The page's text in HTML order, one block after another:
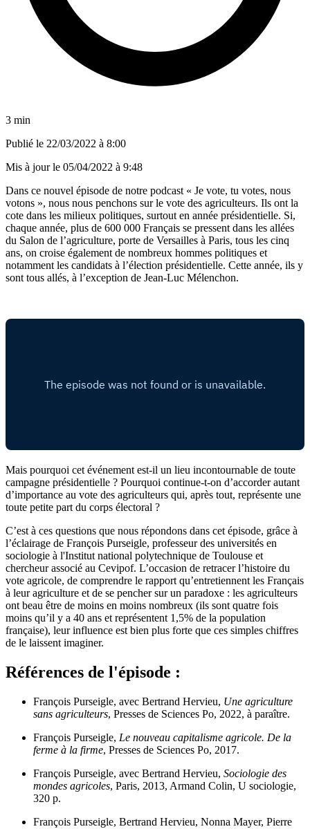
3 min
Publié le 22/03/2022 à 8:00
Mis à jour le 05/04/2022 à 9:48
Dans ce nouvel épisode de notre podcast « Je vote, tu votes, nous
votons », nous nous penchons sur le vote des agriculteurs. Ils ont la
cote dans les milieux politiques, surtout en année présidentielle. Si,
chaque année, plus de 600 000 Français se pressent dans les allées
du Salon de l’agriculture, porte de Versailles à Paris, tous les cinq
ans, on croise également de nombreux hommes politiques et
notamment les candidats à l’élection présidentielle. Cette année, ils y
sont tous allés, à l’exception de Jean-Luc Mélenchon.
Mais pourquoi cet événement est-il un lieu incontournable de toute
campagne présidentielle ? Pourquoi continue-t-on d’accorder autant
d’importance au vote des agriculteurs qui, après tout, représente une
toute petite part du corps électoral ?
C’est à ces questions que nous répondons dans cet épisode, grâce à
l’éclairage de François Purseigle, professeur des universités en
sociologie à l'Institut national polytechnique de Toulouse et
chercheur associé au Cevipof. L’occasion de retracer l’histoire du
vote agricole, de comprendre le rapport qu’entretiennent les Français
à leur agriculture et de se pencher sur un paradoxe : les agriculteurs
ont beau être de moins en moins nombreux (ils sont quatre fois
moins qu’il y a 40 ans et représentent 1,5% de la population
française), leur influence est bien plus forte que ces simples chiffres
de le laissent imaginer.
Références de l'épisode :
François Purseigle, avec Bertrand Hervieu, Une agriculture
sans agriculteurs, Presses de Sciences Po, 2022, à paraître.
François Purseigle, Le nouveau capitalisme agricole. De la
ferme à la firme, Presses de Sciences Po, 2017.
François Purseigle, avec Bertrand Hervieu, Sociologie des
mondes agricoles, Paris, 2013, Armand Colin, U sociologie,
320 p.
François Purseigle, Bertrand Hervieu, Nonna Mayer, Pierre